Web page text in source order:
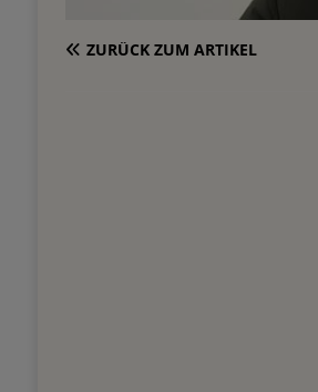
ZURÜCK ZUM ARTIKEL